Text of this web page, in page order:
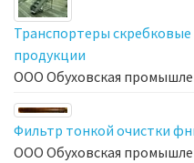
Транспортеры
продукции
ООО Обуховская
Фильтр тонкой очистки
ООО Обуховская